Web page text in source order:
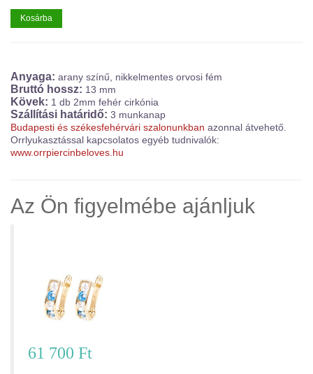
Kosárba
Anyaga: arany színű, nikkelmentes orvosi fém
Bruttó hossz: 13 mm
Kövek: 1 db 2mm fehér cirkónia
Szállítási határidő: 3 munkanap
Budapesti és székesfehérvári szalonunkban azonnal átvehető.
Orrlyukasztással kapcsolatos egyéb tudnivalók:
www.orrpiercinbeloves.hu
Az Ön figyelmébe ajánljuk
61 700 Ft